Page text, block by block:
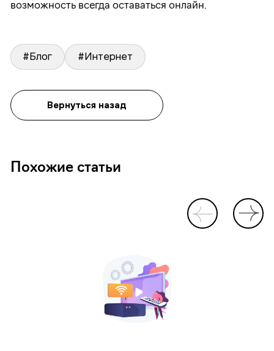
возможность всегда оставаться онлайн.
#Блог #Интернет
Вернуться назад
Похожие статьи